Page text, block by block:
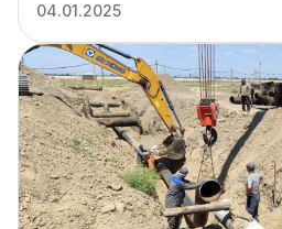
04.01.2025